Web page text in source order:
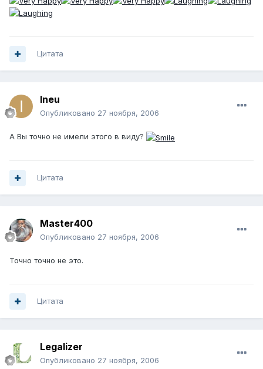
Цитата
Ineu
Опубликовано 27 ноября, 2006
А Вы точно не имели этого в виду?
Цитата
Master400
Опубликовано 27 ноября, 2006
Точно точно не это.
Цитата
Legalizer
Опубликовано 27 ноября, 2006